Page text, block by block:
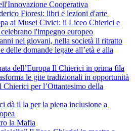
Cooperativa
Fioresi: libri e lezioni d'arte
ai Musei Civici: il Liceo Chierici e
l'impegno europeo
nei giovani, nella società il ritratto
delle domande legate all’età e alla
dell’Europa Il Chierici in prima fila
le gite tradizionali in opportunità
Chierici per l’Ottantesimo della
dà il la per la piena inclusione a
la Mafia